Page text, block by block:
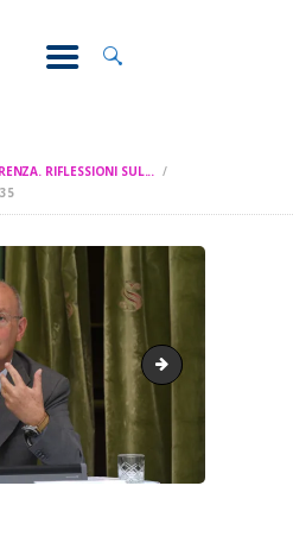
RIFLESSIONI SUL...
image00036